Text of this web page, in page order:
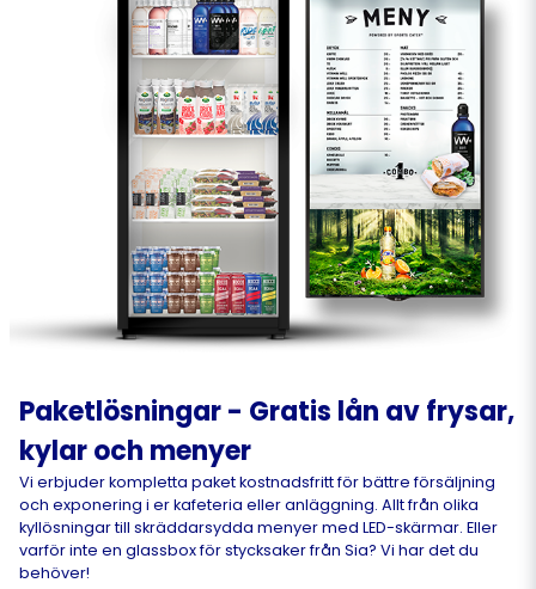
Paketlösningar - Gratis lån av frysar,
kylar och menyer
Vi erbjuder kompletta paket kostnadsfritt för bättre försäljning
och exponering i er kafeteria eller anläggning. Allt från olika
kyllösningar till skräddarsydda menyer med LED-skärmar. Eller
varför inte en glassbox för stycksaker från Sia? Vi har det du
behöver!